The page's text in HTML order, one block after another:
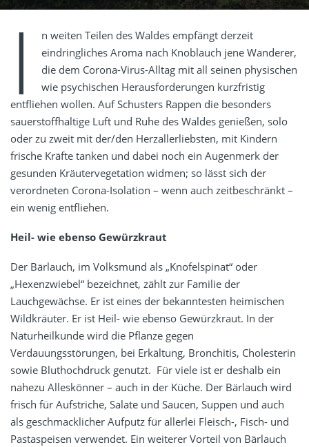
I
n weiten Teilen des Waldes empfängt derzeit
eindringliches Aroma nach Knoblauch jene Wanderer,
die dem Corona-Virus-Alltag mit all seinen physischen
wie psychischen Herausforderungen kurzfristig
entfliehen wollen. Auf Schusters Rappen die besonders
sauerstoffhaltige Luft und Ruhe des Waldes genießen, solo
oder zu zweit mit der/den Herzallerliebsten, mit Kindern
frische Kräfte tanken und dabei noch ein Augenmerk der
gesunden Kräutervegetation widmen; so lässt sich der
verordneten Corona-Isolation – wenn auch zeitbeschränkt –
ein wenig entfliehen.
Heil- wie ebenso Gewürzkraut
Der Bärlauch, im Volksmund als „Knofelspinat“ oder
„Hexenzwiebel“ bezeichnet, zählt zur Familie der
Lauchgewächse. Er ist eines der bekanntesten heimischen
Wildkräuter. Er ist Heil- wie ebenso Gewürzkraut. In der
Naturheilkunde wird die Pflanze gegen
Verdauungsstörungen, bei Erkältung, Bronchitis, Cholesterin
sowie Bluthochdruck genutzt. Für viele ist er deshalb ein
nahezu Alleskönner – auch in der Küche. Der Bärlauch wird
frisch für Aufstriche, Salate und Saucen, Suppen und auch
als geschmacklicher Aufputz für allerlei Fleisch-, Fisch- und
Pastaspeisen verwendet. Ein weiterer Vorteil von Bärlauch